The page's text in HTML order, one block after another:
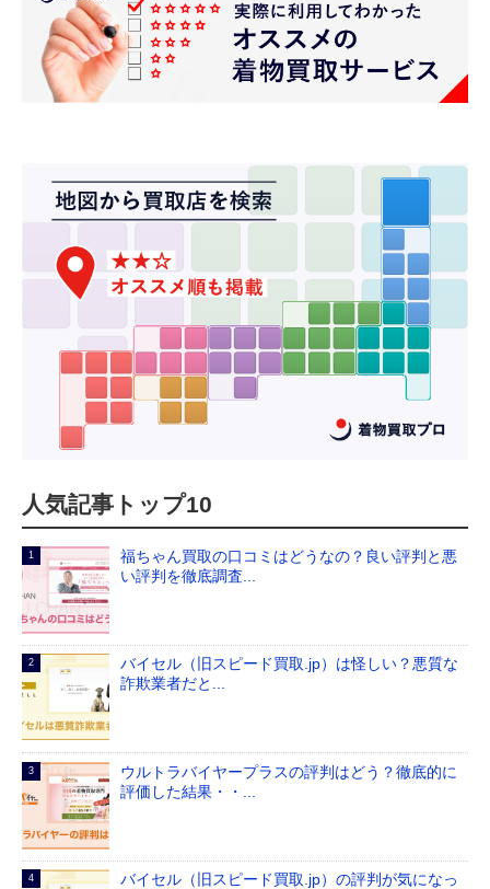
人気記事トップ10
福ちゃん買取の口コミはどうなの？良い評判と悪
い評判を徹底調査...
バイセル（旧スピード買取.jp）は怪しい？悪質な
詐欺業者だと...
ウルトラバイヤープラスの評判はどう？徹底的に
評価した結果・・...
バイセル（旧スピード買取.jp）の評判が気になっ